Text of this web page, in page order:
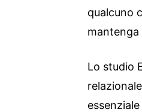
qualcuno
mantenga
Lo studio